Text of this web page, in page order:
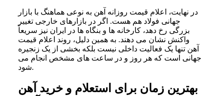
در نهایت، اعلام قیمت روزانه آهن به نوعی هماهنگ با بازار
جهانی فولاد هم هست. اگر در بازارهای خارجی تغییر
بزرگی رخ دهد، کارخانه ها و بنگاه ها در ایران نیز سریعاً
واکنش نشان می دهند. به همین دلیل، روند اعلام قیمت
آهن تنها یک فعالیت داخلی نیست بلکه بخشی از یک زنجیره
جهانی است که هر روز و در ساعت های مشخص انجام می
شود.
بهترین زمان برای استعلام و خرید آهن